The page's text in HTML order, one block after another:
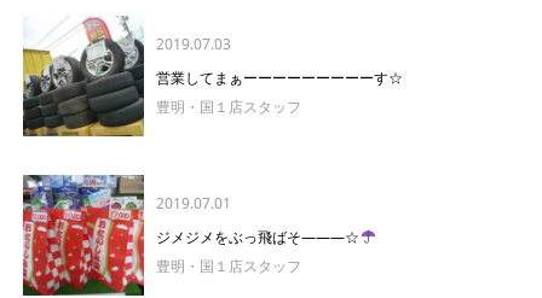
2019.07.03
営業してまぁーーーーーーーーーす☆
豊明・国１店スタッフ
2019.07.01
ジメジメをぶっ飛ばそ―――☆
豊明・国１店スタッフ